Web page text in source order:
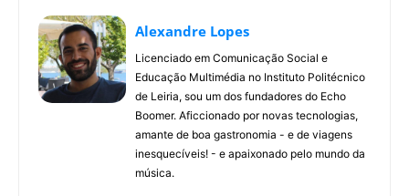
Alexandre Lopes
Licenciado em Comunicação Social e
Educação Multimédia no Instituto Politécnico
de Leiria, sou um dos fundadores do Echo
Boomer. Aficcionado por novas tecnologias,
amante de boa gastronomia - e de viagens
inesquecíveis! - e apaixonado pelo mundo da
música.